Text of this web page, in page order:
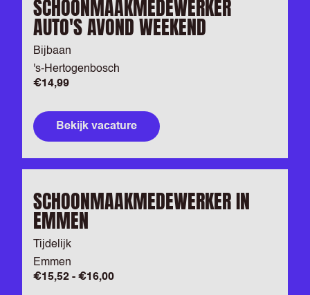
SCHOONMAAKMEDEWERKER
AUTO'S AVOND WEEKEND
Bijbaan
's-Hertogenbosch
€14,99
Bekijk vacature
SCHOONMAAKMEDEWERKER IN
EMMEN
Tijdelijk
Emmen
€15,52 - €16,00